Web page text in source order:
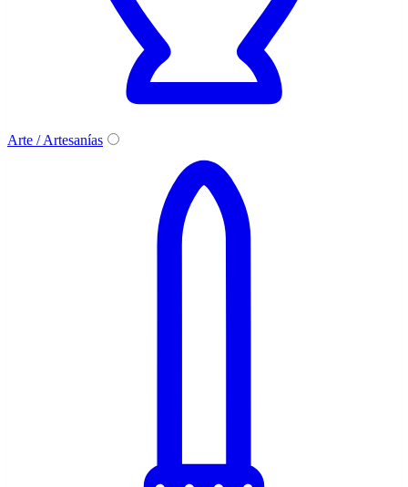
Arte / Artesanías